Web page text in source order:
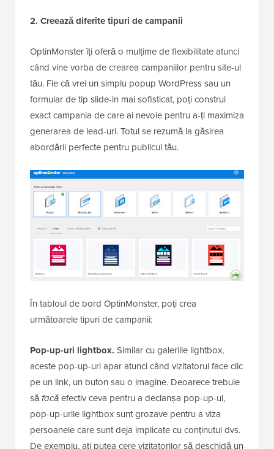
2. Creează diferite tipuri de campanii
OptinMonster îți oferă o mulțime de flexibilitate atunci
când vine vorba de crearea campaniilor pentru site-ul
tău. Fie că vrei un simplu popup WordPress sau un
formular de tip slide-in mai sofisticat, poți construi
exact campania de care ai nevoie pentru a-ți maximiza
generarea de lead-uri. Totul se rezumă la găsirea
abordării perfecte pentru publicul tău.
În tabloul de bord OptinMonster, poți crea
următoarele tipuri de campanii:
Pop-up-uri lightbox. Similar cu galeriile lightbox,
aceste pop-up-uri apar atunci când vizitatorul face clic
pe un link, un buton sau o imagine. Deoarece trebuie
săfacăefectiv ceva pentru a declanșa pop-up-ul,
pop-up-urile lightbox sunt grozave pentru a viza
persoanele care sunt deja implicate cu conținutul dvs.
De exemplu, ați putea cere vizitatorilor să deschidă un